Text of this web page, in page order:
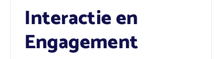
Interactie en
Engagement